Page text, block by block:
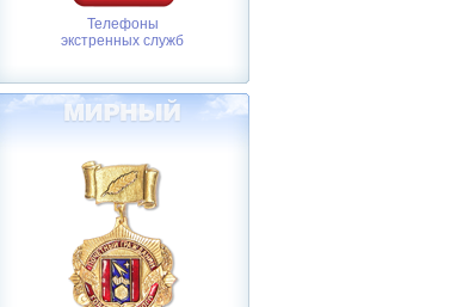
Телефоны
экстренных служб